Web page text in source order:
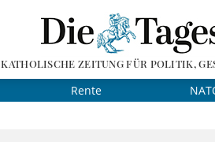
KATHOLISCHE ZEITUNG FÜR POLITIK,
Rente